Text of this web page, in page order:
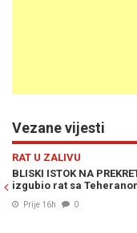
Vezane vijesti
da je Izrael
RAT U